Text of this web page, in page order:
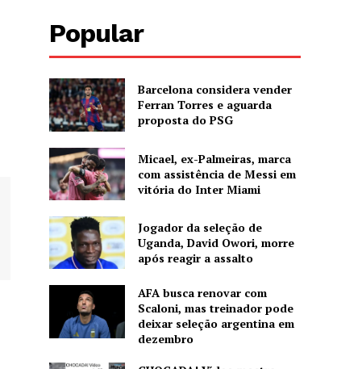
Popular
Barcelona considera vender
Ferran Torres e aguarda
proposta do PSG
Micael, ex-Palmeiras, marca
com assistência de Messi em
vitória do Inter Miami
Jogador da seleção de
Uganda, David Owori, morre
após reagir a assalto
AFA busca renovar com
Scaloni, mas treinador pode
deixar seleção argentina em
dezembro